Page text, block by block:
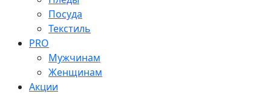
Посуда
Текстиль
PRO
Мужчинам
Женщинам
Акции